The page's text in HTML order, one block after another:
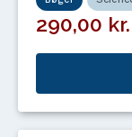
290,00 kr.